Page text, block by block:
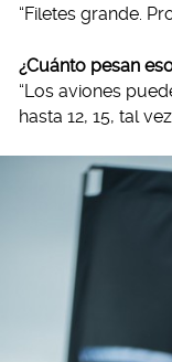
“Filetes grande.
¿Cuánto pesan
“Los aviones
hasta 12, 15, tal